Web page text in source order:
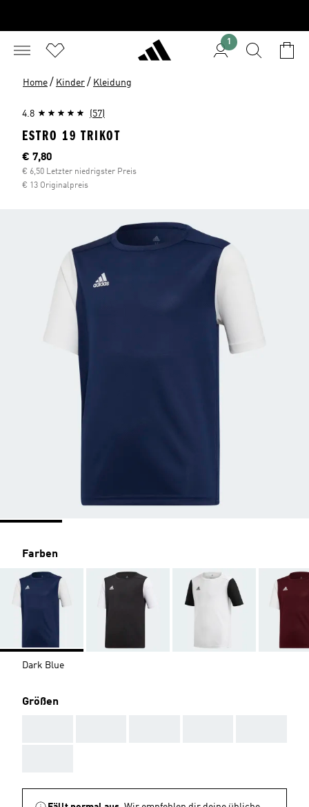
1
Home / Kinder / Kleidung
4.8 (57)
ESTRO 19 TRIKOT
Aktueller Preis
€ 7,80
€ 6,50 Letzter niedrigster Preis
€ 13 Originalpreis
Farben
Dark Blue
Größen